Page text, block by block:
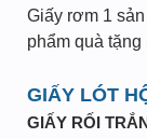
Giấy rơm 1
phẩm quà tặng
GIẤY LÓT
GIẤY RỐI